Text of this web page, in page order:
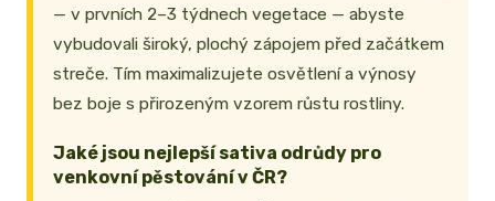
— v prvních 2–3 týdnech vegetace — abyste
vybudovali široký, plochý zápojem před začátkem
streče. Tím maximalizujete osvětlení a výnosy
bez boje s přirozeným vzorem růstu rostliny.
Jaké jsou nejlepší sativa odrůdy pro
venkovní pěstování v ČR?